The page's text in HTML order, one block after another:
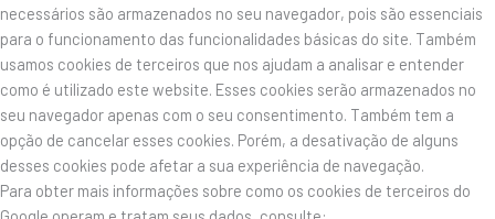
necessários são armazenados no seu navegador, pois são essenciais
para o funcionamento das funcionalidades básicas do site. Também
usamos cookies de terceiros que nos ajudam a analisar e entender
como é utilizado este website. Esses cookies serão armazenados no
seu navegador apenas com o seu consentimento. Também tem a
opção de cancelar esses cookies. Porém, a desativação de alguns
desses cookies pode afetar a sua experiência de navegação.
Para obter mais informações sobre como os cookies de terceiros do